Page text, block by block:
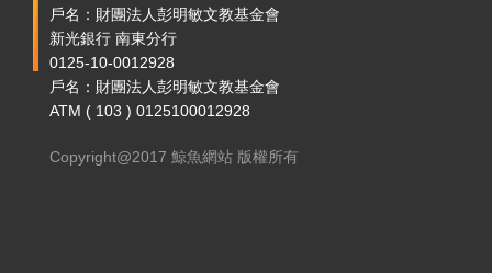
戶名：財團法人彭明敏文教基金會
新光銀行 南東分行
0125-10-0012928
戶名：財團法人彭明敏文教基金會
ATM ( 103 ) 0125100012928
Copyright@2017 鯨魚網站 版權所有